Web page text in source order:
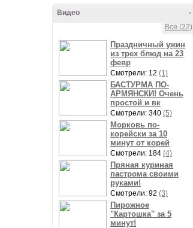
-
Видео
Все (22)
Праздничный ужин
из трех блюд на 23
февр
Смотрели: 12 (1)
БАСТУРМА ПО-
АРМЯНСКИ! Очень
простой и вк
Смотрели: 340 (5)
Морковь по-
корейски за 10
минут от корей
Смотрели: 184 (4)
Пряная куриная
пастрома своими
руками!
Смотрели: 92 (3)
Пирожное
"Картошка" за 5
минут!